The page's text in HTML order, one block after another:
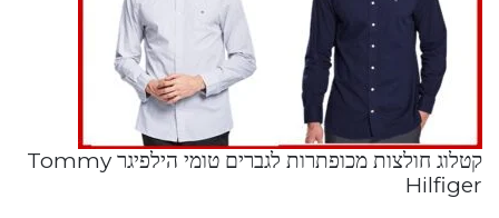
קטלוג חולצות מכופתרות לגברים טומי הילפיגר Tommy
Hilfiger